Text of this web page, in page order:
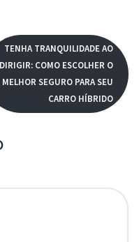
TENHA TRANQUILIDADE AO
DIRIGIR: COMO ESCOLHER O
MELHOR SEGURO PARA SEU
CARRO HÍBRIDO